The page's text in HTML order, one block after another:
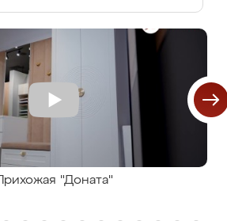
Прихожая "Доната"